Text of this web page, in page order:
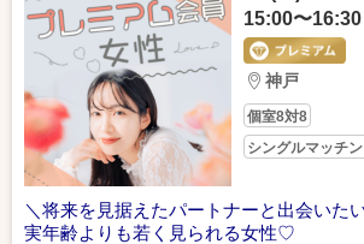
15:00〜16:30
神戸
個室8対8
シングルマッチ
＼将来を見据えたパートナーと出会いた
実年齢よりも若く見られる女性♡